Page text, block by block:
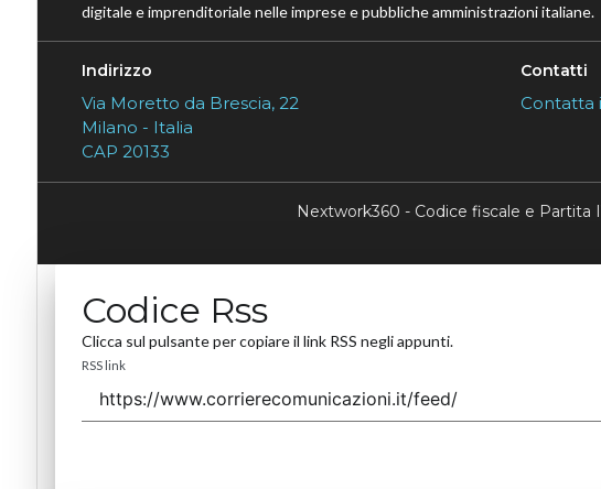
digitale e imprenditoriale nelle imprese e pubbliche amministrazioni italiane.
Indirizzo
Via Moretto da Brescia, 22
Milano - Italia
CAP 20133
Contatti
Contatta
Nextwork360 - Codice fiscale e Partita
Codice Rss
Clicca sul pulsante per copiare il link RSS negli appunti.
RSS link